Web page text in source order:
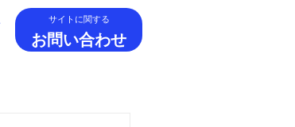
サイトに関する
お問い合わせ